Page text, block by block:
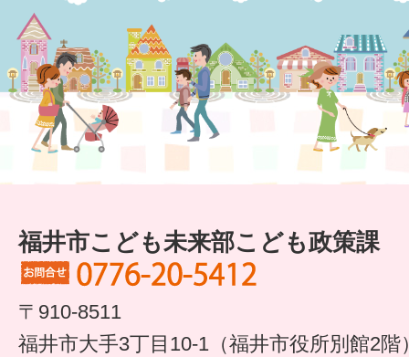
福井市こども未来部こども政策課
〒910-8511
福井市大手3丁目10-1（福井市役所別館2階